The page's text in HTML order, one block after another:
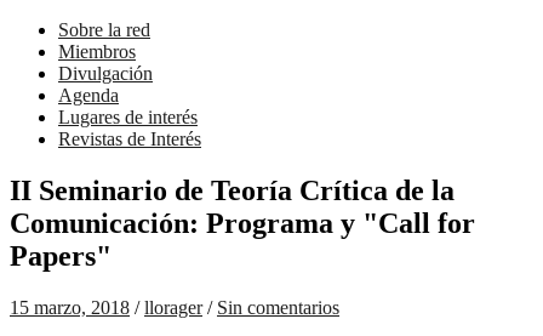
Sobre la red
Miembros
Divulgación
Agenda
Lugares de interés
Revistas de Interés
II Seminario de Teoría Crítica de la
Comunicación: Programa y "Call for
Papers"
15 marzo, 2018 /llorager / Sin comentarios